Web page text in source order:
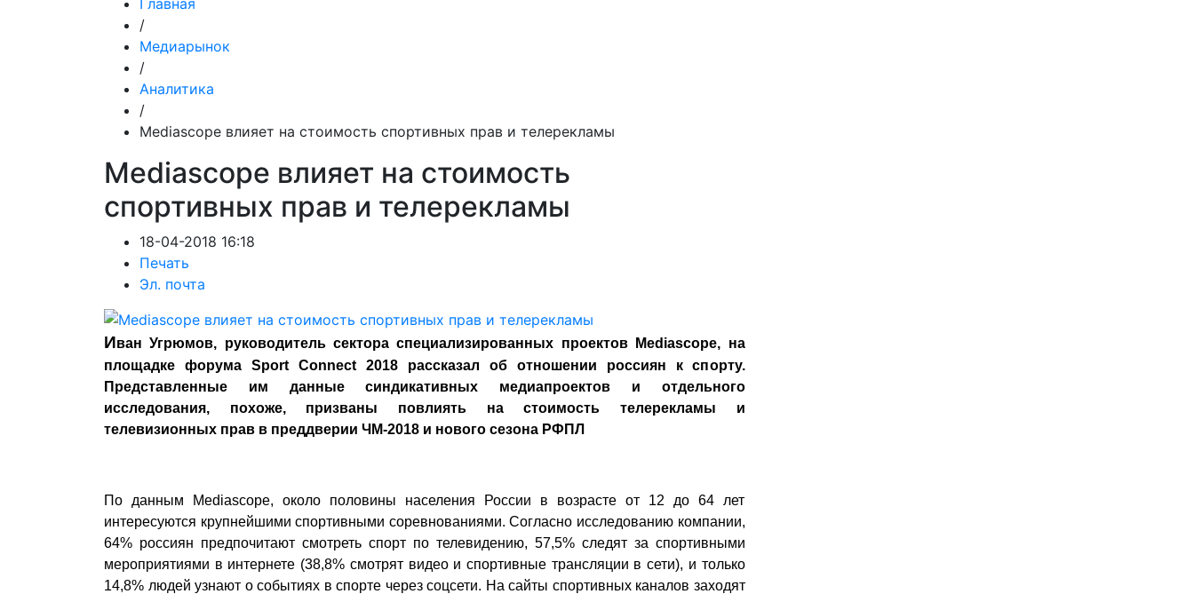
Главная
/
Медиарынок
/
Аналитика
/
Mediascope влияет на стоимость спортивных прав и телерекламы
Mediascope влияет на стоимость
спортивных прав и телерекламы
18-04-2018 16:18
Печать
Эл. почта
Иван Угрюмов, руководитель сектора специализированных проектов Mediascope, на
площадке форума Sport Connect 2018 рассказал об отношении россиян к спорту.
Представленные им данные синдикативных медиапроектов и отдельного
исследования, похоже, призваны повлиять на стоимость телерекламы и
телевизионных прав в преддверии ЧМ-2018 и нового сезона РФПЛ
По данным Mediascope, около половины населения России в возрасте от 12 до 64 лет
интересуются крупнейшими спортивными соревнованиями. Согласно исследованию компании,
64% россиян предпочитают смотреть спорт по телевидению, 57,5% следят за спортивными
мероприятиями в интернете (38,8% смотрят видео и спортивные трансляции в сети), и только
14,8% людей узнают о событиях в спорте через соцсети. На сайты спортивных каналов заходят